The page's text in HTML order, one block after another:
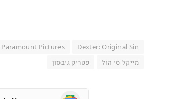
Dexter: Original Sin
Paramount Pictures
מייקל סי הול
פטריק גיבסון